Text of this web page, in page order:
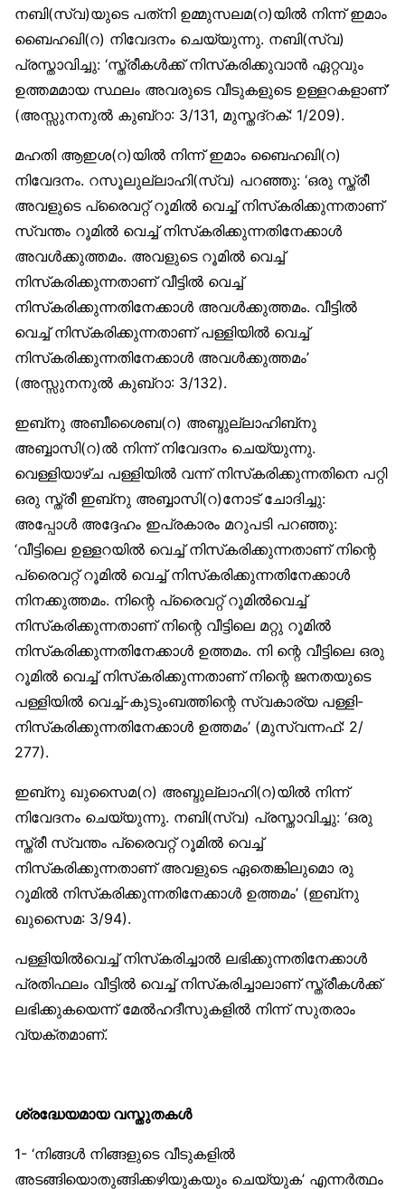
നബി(സ്വ)യുടെ പത്‌നി ഉമ്മുസലമ(റ)യില്‍ നിന്ന് ഇമാം
ബൈഹഖി(റ) നിവേദനം ചെയ്യുന്നു. നബി(സ്വ)
പ്രസ്താവിച്ചു: ‘സ്ത്രീകള്‍ക്ക് നിസ്‌കരിക്കുവാന്‍ ഏറ്റവും
ഉത്തമമായ സ്ഥലം അവരുടെ വീടുകളുടെ ഉള്ളറകളാണ്’
(അസ്സുനനുല്‍ കുബ്‌റാ: 3/131, മുസ്തദ്‌റക്: 1/209).
മഹതി ആഇശ(റ)യില്‍ നിന്ന് ഇമാം ബൈഹഖി(റ)
നിവേദനം. റസൂലുല്ലാഹി(സ്വ) പറഞ്ഞു: ‘ഒരു സ്ത്രീ
അവളുടെ പ്രൈവറ്റ് റൂമില്‍ വെച്ച് നിസ്‌കരിക്കുന്നതാണ്
സ്വന്തം റൂമില്‍ വെച്ച് നിസ്‌കരിക്കുന്നതിനേക്കാള്‍
അവള്‍ക്കുത്തമം. അവളുടെ റൂമില്‍ വെച്ച്
നിസ്‌കരിക്കുന്നതാണ് വീട്ടില്‍ വെച്ച്
നിസ്‌കരിക്കുന്നതിനേക്കാള്‍ അവള്‍ക്കുത്തമം. വീട്ടില്‍
വെച്ച് നിസ്‌കരിക്കുന്നതാണ് പള്ളിയില്‍ വെച്ച്
നിസ്‌കരിക്കുന്നതിനേക്കാള്‍ അവള്‍ക്കുത്തമം’
(അസ്സുനനുല്‍ കുബ്‌റാ: 3/132).
ഇബ്‌നു അബീശൈബ(റ) അബ്ദുല്ലാഹിബ്‌നു
അബ്ബാസി(റ)ല്‍ നിന്ന് നിവേദനം ചെയ്യുന്നു.
വെള്ളിയാഴ്ച പള്ളിയില്‍ വന്ന് നിസ്‌കരിക്കുന്നതിനെ പറ്റി
ഒരു സ്ത്രീ ഇബ്‌നു അബ്ബാസി(റ)നോട് ചോദിച്ചു:
അപ്പോള്‍ അദ്ദേഹം ഇപ്രകാരം മറുപടി പറഞ്ഞു:
‘വീട്ടിലെ ഉള്ളറയില്‍ വെച്ച് നിസ്‌കരിക്കുന്നതാണ് നിന്റെ
പ്രൈവറ്റ് റൂമില്‍ വെച്ച് നിസ്‌കരിക്കുന്നതിനേക്കാള്‍
നിനക്കുത്തമം. നിന്റെ പ്രൈവറ്റ് റൂമില്‍വെച്ച്
നിസ്‌കരിക്കുന്നതാണ് നിന്റെ വീട്ടിലെ മറ്റു റൂമില്‍
നിസ്‌കരിക്കുന്നതിനേക്കാള്‍ ഉത്തമം. നി ന്റെ വീട്ടിലെ ഒരു
റൂമില്‍ വെച്ച് നിസ്‌കരിക്കുന്നതാണ് നിന്റെ ജനതയുടെ
പള്ളിയില്‍ വെച്ച്-കുടുംബത്തിന്റെ സ്വകാര്യ പള്ളി-
നിസ്‌കരിക്കുന്നതിനേക്കാള്‍ ഉത്തമം’ (മുസ്വന്നഫ്: 2/
277).
ഇബ്‌നു ഖുസൈമ(റ) അബ്ദുല്ലാഹി(റ)യില്‍ നിന്ന്
നിവേദനം ചെയ്യുന്നു. നബി(സ്വ) പ്രസ്താവിച്ചു: ‘ഒരു
സ്ത്രീ സ്വന്തം പ്രൈവറ്റ് റൂമില്‍ വെച്ച്
നിസ്‌കരിക്കുന്നതാണ് അവളുടെ ഏതെങ്കിലുമൊ രു
റൂമില്‍ നിസ്‌കരിക്കുന്നതിനേക്കാള്‍ ഉത്തമം’ (ഇബ്‌നു
ഖുസൈമ: 3/94).
പള്ളിയില്‍വെച്ച് നിസ്‌കരിച്ചാല്‍ ലഭിക്കുന്നതിനേക്കാള്‍
പ്രതിഫലം വീട്ടില്‍ വെച്ച് നിസ്‌കരിച്ചാലാണ് സ്ത്രീകള്‍ക്ക്
ലഭിക്കുകയെന്ന് മേല്‍ഹദീസുകളില്‍ നിന്ന് സുതരാം
വ്യക്തമാണ്.
ശ്രദ്ധേയമായ വസ്തുതകള്‍
1- ‘നിങ്ങള്‍ നിങ്ങളുടെ വീടുകളില്‍
അടങ്ങിയൊതുങ്ങിക്കഴിയുകയും ചെയ്യുക’ എന്നര്‍ത്ഥം